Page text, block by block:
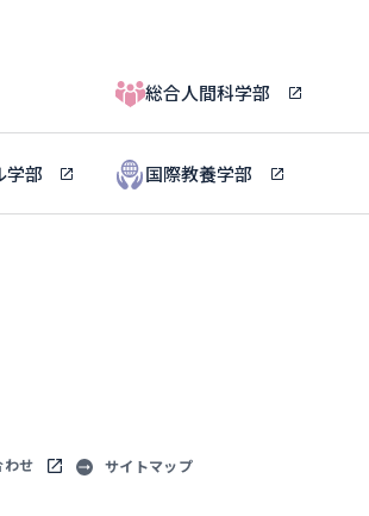
総合人間科学部
学部 国際教養学部
わせ サイトマップ